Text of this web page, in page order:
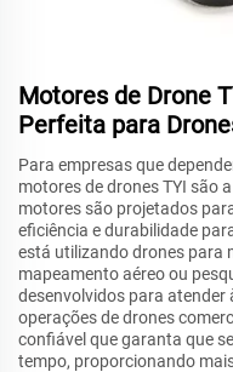
Motores de Drone
Perfeita para
Para empresas que
motores de drones TYI são
motores são projetados
eficiência e durabilidade
está utilizando drones para
mapeamento aéreo ou
desenvolvidos para atender
operações de drones
confiável que garanta que
tempo, proporcionando